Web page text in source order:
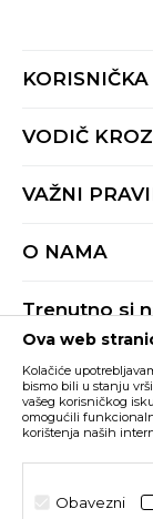
Provjeri status
Radno vrijeme
VODIČ
Načini isporuke
Reklamacije
VAŽNI
Pravila
O NAMA
BUZZ Shopovi
Postani dio
Trenutno si
Buzz Crna
Nastojimo da
cijena, ali ne
grešaka. Svi artikli
su dostupni u
©2026
Ova web
Kolačiće
bismo bili u stanju
vašeg korisničkog
omogućili
korištenja naših
Obavezni